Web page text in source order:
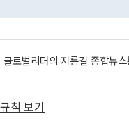
로벌리더의 지름길 종합뉴
칙 보기